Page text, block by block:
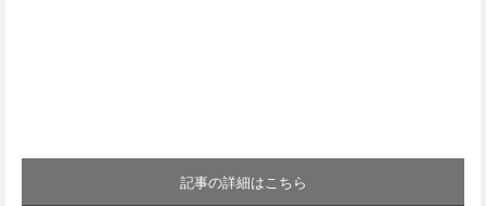
記事の詳細はこちら